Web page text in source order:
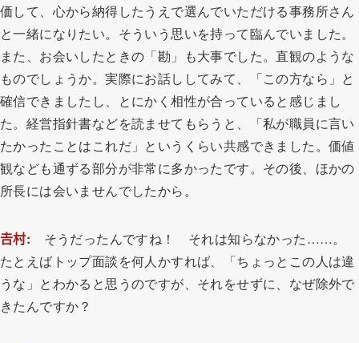
価して、心から納得したうえで選んでいただける事務所さん
と一緒になりたい。そういう思いを持って臨んでいました。
また、お会いしたときの「勘」も大事でした。直観のような
ものでしょうか。実際にお話ししてみて、「この方なら」と
確信できましたし、とにかく相性が合っていると感じまし
た。経営指針書などを読ませてもらうと、「私が職員に言い
たかったことはこれだ」というくらい共感できました。価値
観なども通ずる部分が非常に多かったです。その後、ほかの
所長には会いませんでしたから。
𠮷村: そうだったんですね！ それは知らなかった……。
たとえばトップ面談を何人かすれば、「ちょっとこの人は違
うな」とわかると思うのですが、それをせずに、なぜ除外で
きたんですか？